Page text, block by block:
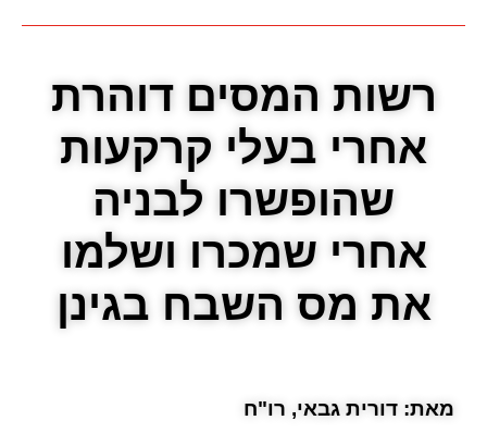
רשות המסים דוהרת
אחרי בעלי קרקעות
שהופשרו לבניה
אחרי שמכרו ושלמו
את מס השבח בגינן
מאת: דורית גבאי, רו"ח